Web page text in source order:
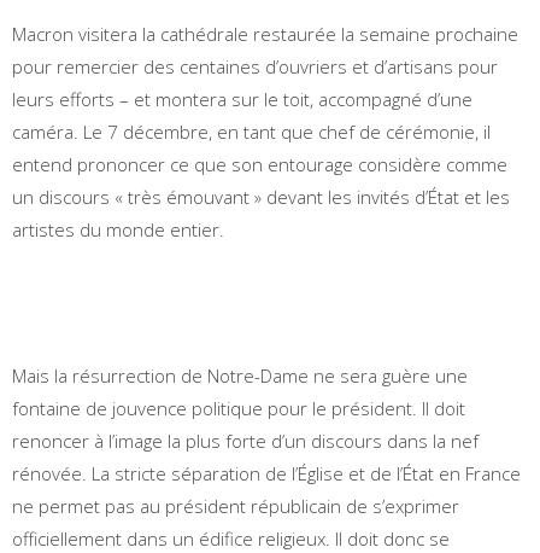
Macron visitera la cathédrale restaurée la semaine prochaine
pour remercier des centaines d’ouvriers et d’artisans pour
leurs efforts – et montera sur le toit, accompagné d’une
caméra. Le 7 décembre, en tant que chef de cérémonie, il
entend prononcer ce que son entourage considère comme
un discours « très émouvant » devant les invités d’État et les
artistes du monde entier.
Mais la résurrection de Notre-Dame ne sera guère une
fontaine de jouvence politique pour le président. Il doit
renoncer à l’image la plus forte d’un discours dans la nef
rénovée. La stricte séparation de l’Église et de l’État en France
ne permet pas au président républicain de s’exprimer
officiellement dans un édifice religieux. Il doit donc se